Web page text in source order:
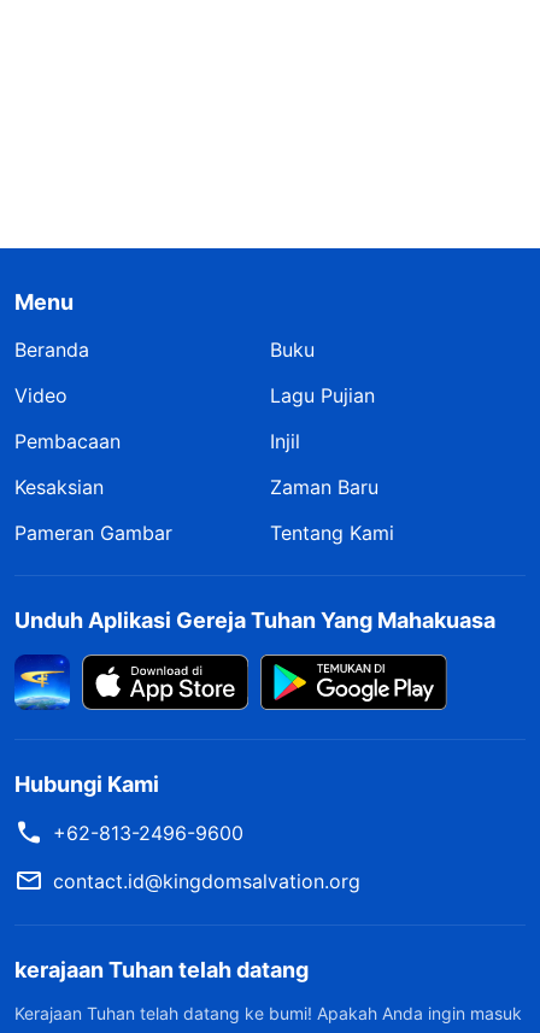
Menu
Beranda
Buku
Video
Lagu Pujian
Pembacaan
Injil
Kesaksian
Zaman Baru
Pameran Gambar
Tentang Kami
Unduh Aplikasi Gereja Tuhan Yang Mahakuasa
Hubungi Kami
+62-813-2496-9600
contact.id@kingdomsalvation.org
kerajaan Tuhan telah datang
Kerajaan Tuhan telah datang ke bumi! Apakah Anda ingin masuk